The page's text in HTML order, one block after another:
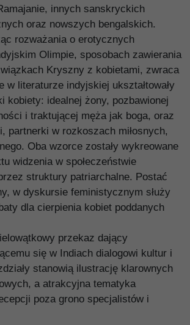
innych sanskryckich
oraz nowszych bengalskich.
rozważania o erotycznych
Olimpie, sposobach zawierania
Kryszny z kobietami, zwraca
w literaturze indyjskiej ukształtowały
kobiety: idealnej żony, pozbawionej
i traktującej męża jak boga, oraz
partnerki w rozkoszach miłosnych,
Oba wzorce zostały wykreowane
widzenia w społeczeństwie
struktury patriarchalne. Postać
w dyskursie feministycznym służy
dla cierpienia kobiet poddanych
przekaz dający
się w Indiach dialogowi kultur i
stanowią ilustrację klarownych
a atrakcyjna tematyka
poza grono specjalistów i